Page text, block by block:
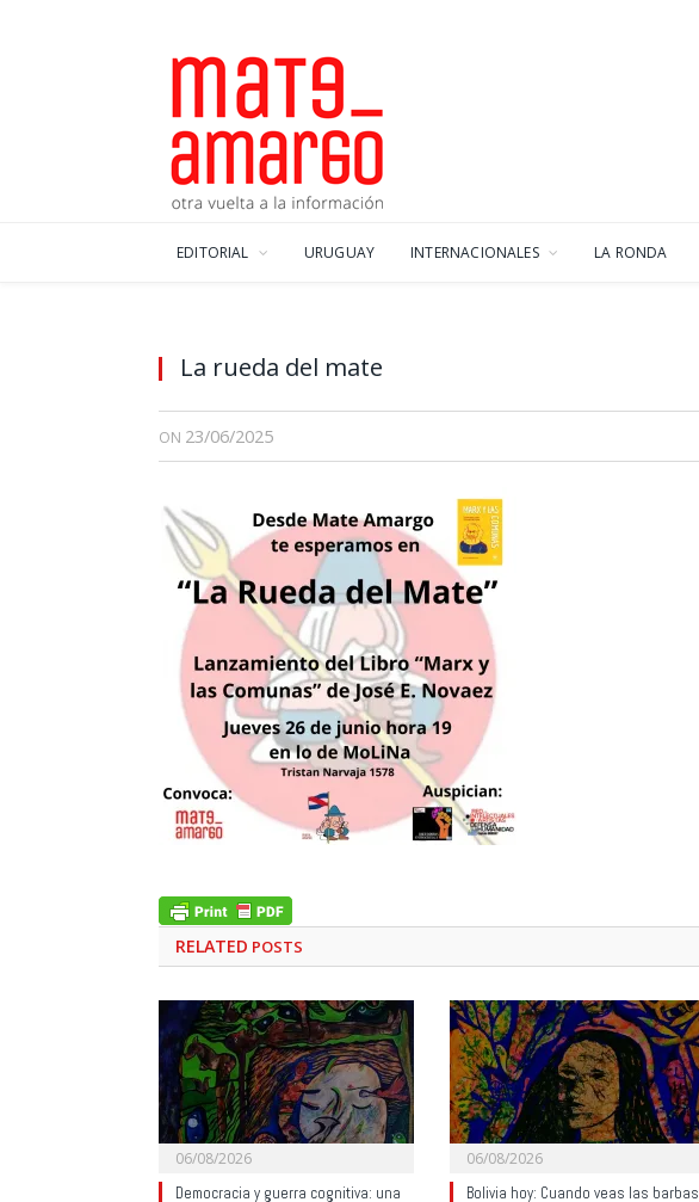
EDITORIAL URUGUAY INTERNACIONALES LA RONDA
La rueda del mate
ON 23/06/2025
RELATED POSTS
06/08/2026
Democracia y guerra cognitiva: una
06/08/2026
Bolivia hoy: Cuando veas las barbas